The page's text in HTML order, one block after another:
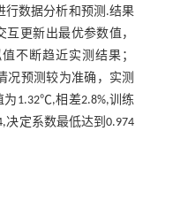
行数据分析和预测.结果
更新出最优参数值，
不断趋近实测结果；
况预测较为准确，实测
1.32℃,相差2.8%,训练
决定系数最低达到0.974